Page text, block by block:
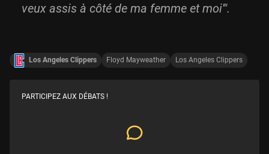
veux assis à côté de ma femme et moi'".
Los Angeles Clippers Floyd Mayweather Los Angeles Clippers
PARTICIPEZ AUX DÉBATS !